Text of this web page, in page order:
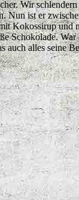
Wir
Nun ist er
Kokossirup und
Schokolade.
auch alles seine